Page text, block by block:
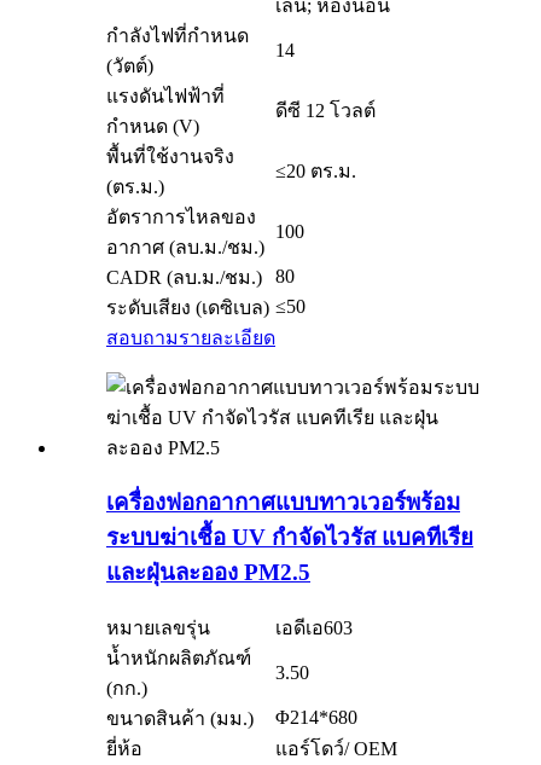
เล่น; ห้องนอน
กำลังไฟที่กำหนด
(วัตต์)
14
แรงดันไฟฟ้าที่
กำหนด (V)
ดีซี 12 โวลต์
พื้นที่ใช้งานจริง
(ตร.ม.)
≤20 ตร.ม.
อัตราการไหลของ
อากาศ (ลบ.ม./ชม.)
100
CADR (ลบ.ม./ชม.)
80
ระดับเสียง (เดซิเบล) ≤50
สอบถามรายละเอียด
เครื่องฟอกอากาศแบบทาวเวอร์พร้อม
ระบบฆ่าเชื้อ UV กำจัดไวรัส แบคทีเรีย
และฝุ่นละออง PM2.5
หมายเลขรุ่น
เอดีเอ603
น้ำหนักผลิตภัณฑ์
(กก.)
3.50
ขนาดสินค้า (มม.)
Φ214*680
ยี่ห้อ
แอร์โดว์/ OEM